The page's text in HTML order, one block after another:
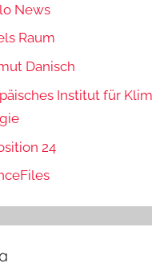
News
Raum
Danisch
Institut für
24